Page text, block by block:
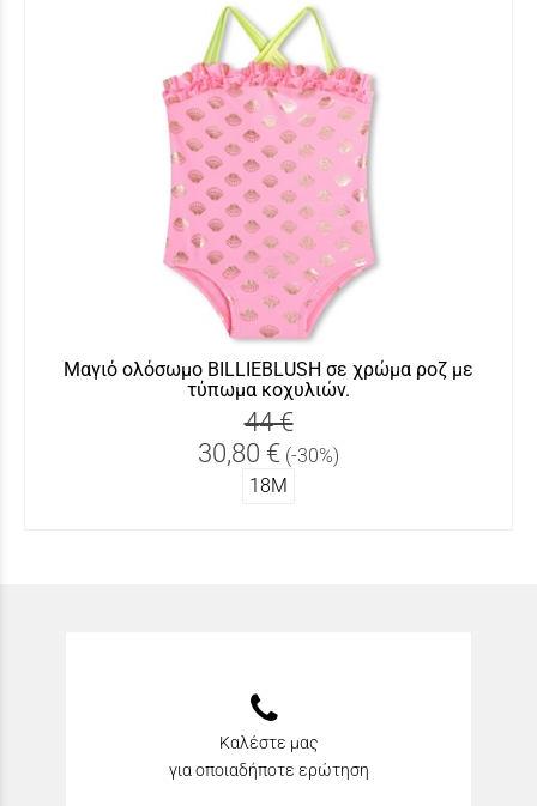
Μαγιό ολόσωμο BILLIEBLUSH σε χρώμα ροζ με
τύπωμα κοχυλιών.
44 €
30,80 € (-30%)
18Μ
Καλέστε μας
για οποιαδήποτε ερώτηση